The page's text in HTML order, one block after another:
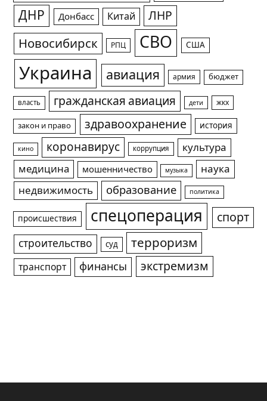
ДНР Донбасс Китай ЛНР
Новосибирск РПЦ СВО США
Украина авиация армия бюджет
власть гражданская авиация дети жкх
закон и право здравоохранение история
кино коронавирус коррупция
культура
медицина
мошенничество музыка
наука
недвижимость
образование политика
происшествия спецоперация спорт
строительство суд терроризм
транспорт финансы экстремизм